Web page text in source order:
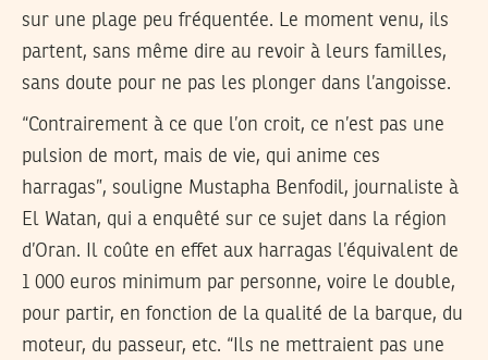
sur une plage peu fréquentée. Le moment venu, ils
partent, sans même dire au revoir à leurs familles,
sans doute pour ne pas les plonger dans l’angoisse.
“Contrairement à ce que l’on croit, ce n’est pas une
pulsion de mort, mais de vie, qui anime ces
harragas”, souligne Mustapha Benfodil, journaliste à
El Watan, qui a enquêté sur ce sujet dans la région
d’Oran. Il coûte en effet aux harragas l’équivalent de
1 000 euros minimum par personne, voire le double,
pour partir, en fonction de la qualité de la barque, du
moteur, du passeur, etc. “Ils ne mettraient pas une